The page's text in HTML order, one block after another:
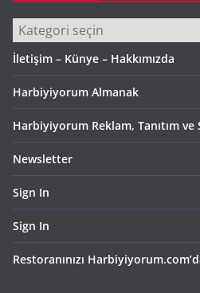
Kategoriler
İletişim – Künye – Hakkımızda
Harbiyiyorum Almanak
Harbiyiyorum Reklam, Tanıtım
Newsletter
Sign In
Sign In
Restoranınızı